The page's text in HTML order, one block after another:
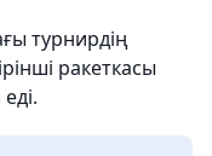
турнирдің
ракеткасы